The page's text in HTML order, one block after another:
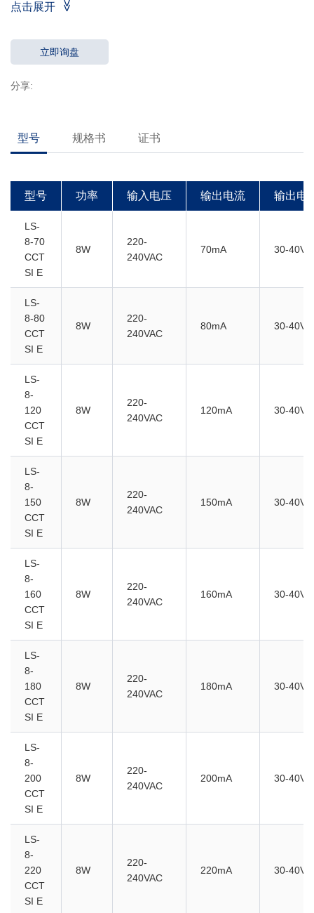
≥80％@≥100mA
点击展开
立即询盘
分享:
型号 规格书 证书
型号 功率 输入电压 输出电流 输出电
LS-
8-70
CCT
SI E
8W
220-
240VAC
70mA 30-40V
LS-
8-80
CCT
SI E
8W
220-
240VAC
80mA 30-40V
LS-
8-
120
CCT
SI E
8W
220-
240VAC
120mA 30-40V
LS-
8-
150
CCT
SI E
8W
220-
240VAC
150mA 30-40V
LS-
8-
160
CCT
SI E
8W
220-
240VAC
160mA 30-40V
LS-
8-
180
CCT
SI E
8W
220-
240VAC
180mA 30-40V
LS-
8-
200
CCT
SI E
8W
220-
240VAC
200mA 30-40V
LS-
8-
220
CCT
SI E
8W
220-
240VAC
220mA 30-40V